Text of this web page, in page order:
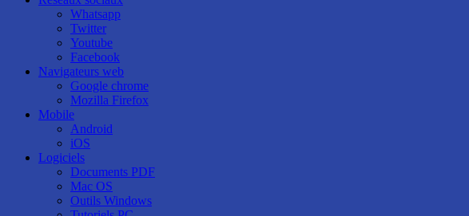
Whatsapp
Twitter
Youtube
Facebook
Navigateurs web
Google chrome
Mozilla Firefox
Mobile
Android
iOS
Logiciels
Documents PDF
Mac OS
Outils Windows